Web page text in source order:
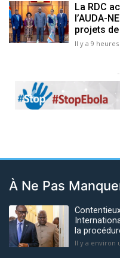
La RDC
l’AUDA-
projets
Il y a 9 heures
Previous
À Ne Pas
la
Il y a environ